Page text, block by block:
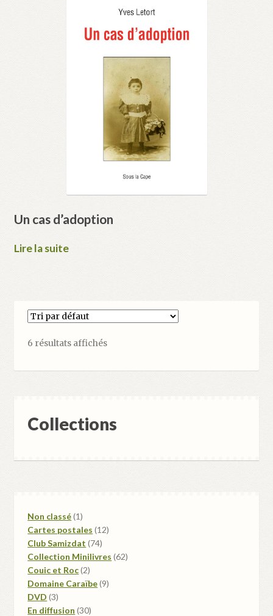
Un cas d’adoption
Lire la suite
6 résultats affichés
Collections
Non classé 11
produit
Cartes postales 1212
Club Samizdat 7474
produits
Collection Minilivres 6262
Couic et Roc 22
produits
Domaine Caraïbe 99
DVD 33
produits
En diffusion 3030